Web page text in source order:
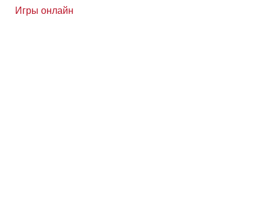
Игры онлайн